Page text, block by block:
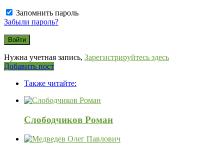
Запомнить пароль
Забыли пароль?
Нужна учетная запись, Зарегистрируйтесь здесь
Боковая
Добавить пост
120x600Также читайте:
Слободчиков Роман